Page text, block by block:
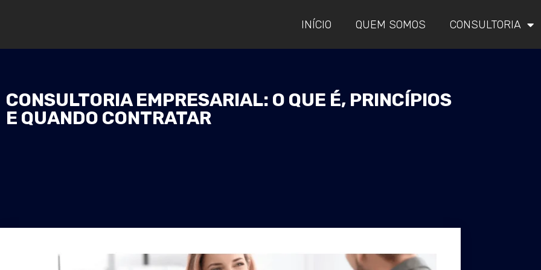
INÍCIO QUEM SOMOS CONSULTORIA
CONSULTORIA EMPRESARIAL: O QUE É, PRINCÍPIOS
E QUANDO CONTRATAR